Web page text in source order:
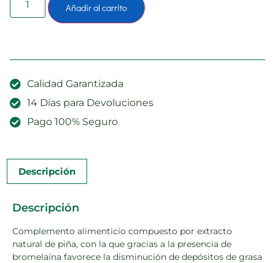
Añadir al carrito
Calidad Garantizada
14 Días para Devoluciones
Pago 100% Seguro
Descripción
Descripción
Complemento alimenticio compuesto por extracto
natural de piña, con la que gracias a la presencia de
bromelaína favorece la disminución de depósitos de grasa